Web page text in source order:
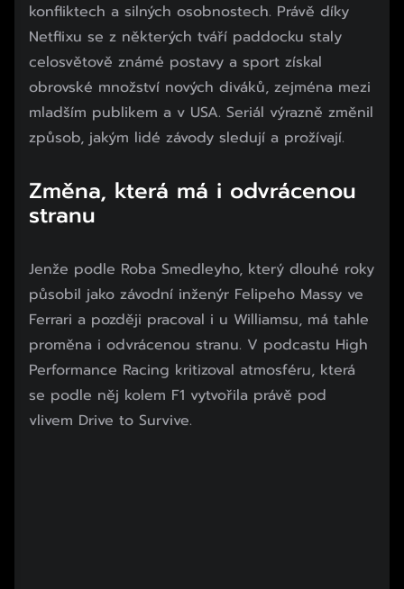
konfliktech a silných osobnostech. Právě díky
Netflixu se z některých tváří paddocku staly
celosvětově známé postavy a sport získal
obrovské množství nových diváků, zejména mezi
mladším publikem a v USA. Seriál výrazně změnil
způsob, jakým lidé závody sledují a prožívají.
Začátek reklamy
Konec reklamy
Změna, která má i odvrácenou
stranu
Jenže podle Roba Smedleyho, který dlouhé roky
působil jako závodní inženýr Felipeho Massy ve
Ferrari a později pracoval i u Williamsu, má tahle
proměna i odvrácenou stranu. V podcastu High
Performance Racing kritizoval atmosféru, která
se podle něj kolem F1 vytvořila právě pod
vlivem Drive to Survive.